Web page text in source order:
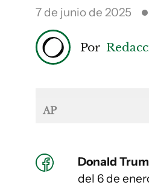
7 de junio de 2025
Por
AP
Donald
del 6 de